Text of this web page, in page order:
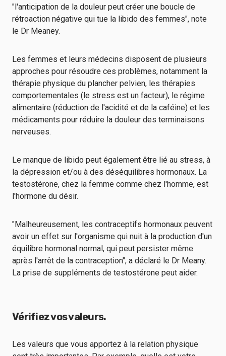
"l'anticipation de la douleur peut créer une boucle de
rétroaction négative qui tue la libido des femmes", note
le Dr Meaney.
Les femmes et leurs médecins disposent de plusieurs
approches pour résoudre ces problèmes, notamment la
thérapie physique du plancher pelvien, les thérapies
comportementales (le stress est un facteur), le régime
alimentaire (réduction de l'acidité et de la caféine) et les
médicaments pour réduire la douleur des terminaisons
nerveuses.
Le manque de libido peut également être lié au stress, à
la dépression et/ou à des déséquilibres hormonaux. La
testostérone, chez la femme comme chez l'homme, est
l'hormone du désir.
"Malheureusement, les contraceptifs hormonaux peuvent
avoir un effet sur l'organisme qui nuit à la production d'un
équilibre hormonal normal, qui peut persister même
après l'arrêt de la contraception", a déclaré le Dr Meany.
La prise de suppléments de testostérone peut aider.
Vérifiez vos valeurs.
Les valeurs que vous apportez à la relation physique